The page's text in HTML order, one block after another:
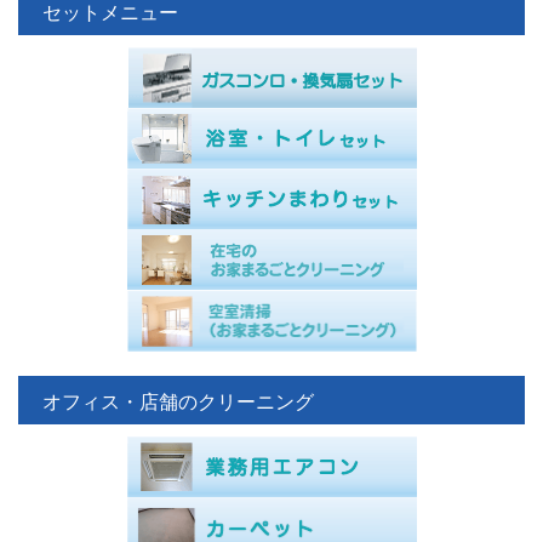
セットメニュー
オフィス・店舗のクリーニング